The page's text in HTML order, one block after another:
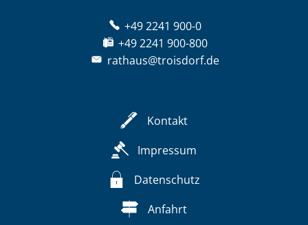
+49 2241 900-0
+49 2241 900-800
rathaus@troisdorf.de
Kontakt
Impressum
Datenschutz
Anfahrt